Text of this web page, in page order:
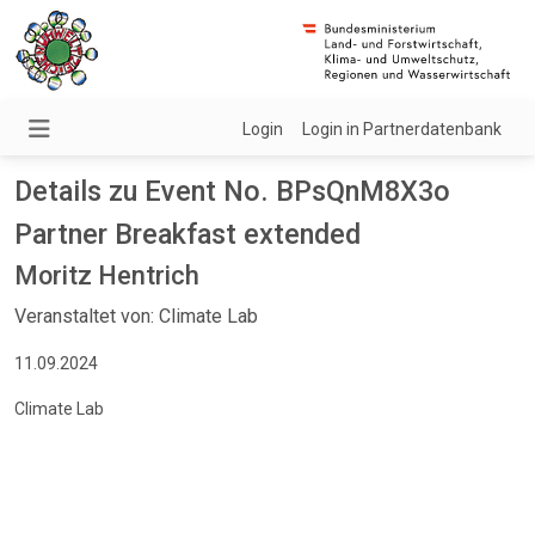
Login Login in Partnerdatenbank
Details zu Event No. BPsQnM8X3o
Partner Breakfast extended
Moritz Hentrich
Veranstaltet von: Climate Lab
11.09.2024
Climate Lab